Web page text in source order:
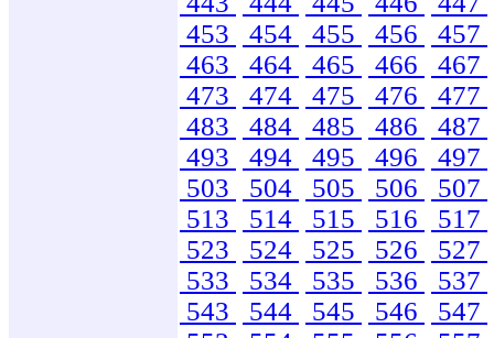
453
454 455 456
457
463
464 465 466
467
473
474 475 476
477
483
484 485 486
487
493
494 495 496
497
503
504 505 506
507
513
514 515 516
517
523
524 525 526
527
533
534 535 536
537
543
544 545 546
547